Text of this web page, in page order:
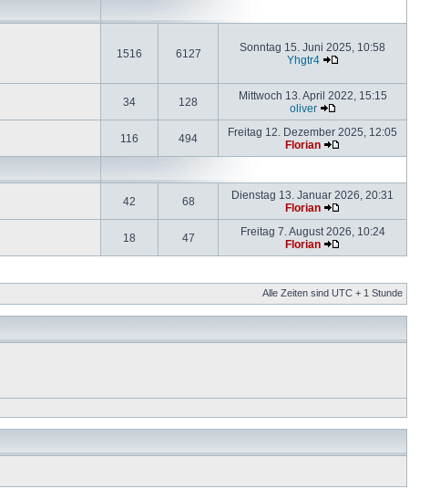
1516 6127
Sonntag 15. Juni 2025, 10:58
Yhgtr4
34 128
Mittwoch 13. April 2022, 15:15
oliver
116 494
Freitag 12. Dezember 2025, 12:05
Florian
42 68
Dienstag 13. Januar 2026, 20:31
Florian
18 47
Freitag 7. August 2026, 10:24
Florian
Alle Zeiten sind UTC + 1 Stunde